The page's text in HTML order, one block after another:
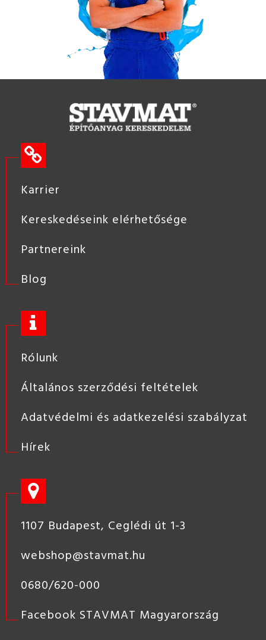
Karrier
Kereskedéseink elérhetősége
Partnereink
Blog
Rólunk
Általános szerződési feltételek
Adatvédelmi és adatkezelési szabályzat
Hírek
1107 Budapest, Ceglédi út 1-3
webshop@stavmat.hu
0680/620-000
Facebook STAVMAT Magyarország